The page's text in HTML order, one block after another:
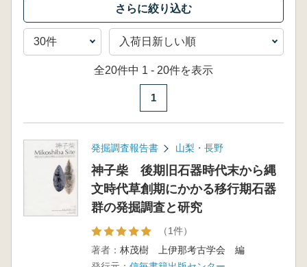
全20件中 1 - 20件を表示
1
発掘調査報告書 山梨・長野
神子柴 後期旧石器時代末から縄
文時代草創期にかかる移行期石器
群の発掘調査と研究
（1件）
著者： 林茂樹 上伊那考古学会 編